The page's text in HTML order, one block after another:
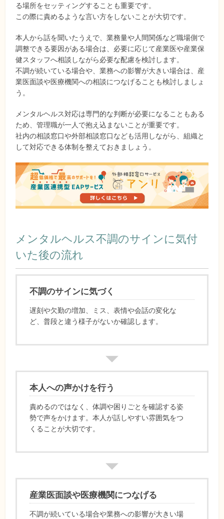
る場所をセッティングすることも重要です。
この際に責めるような言い方をしないことが大切です。
本人から話を聞いたうえで、業務量や人間関係など職場側で
調整できる要因がある場合は、必要に応じて産業医や産業保
健スタッフへ相談しながら必要な配慮を検討します。
不調が続いている場合や、業務への影響が大きい場合は、産
業医面談や医療機関への相談につなげることも検討しましょ
う。
メンタルヘルス対応は専門的な判断が必要になることもある
ため、管理職が一人で抱え込まないことが重要です。
社内の相談窓口や外部相談窓口なども活用しながら、組織と
して対応できる体制を整えておきましょう。
メンタルヘルス不調のサインに気付
いた後の流れ
不調のサインに気づく
遅刻や欠勤の増加、ミス、表情や会話の変化な
ど、普段と違う様子がないか確認します。
本人への声かけを行う
責めるのではなく、体調や困りごとを確認する姿
勢で声をかけます。本人が話しやすい雰囲気をつ
くることが大切です。
産業医面談や医療機関につなげる
不調が続いている場合や業務への影響が大きい場